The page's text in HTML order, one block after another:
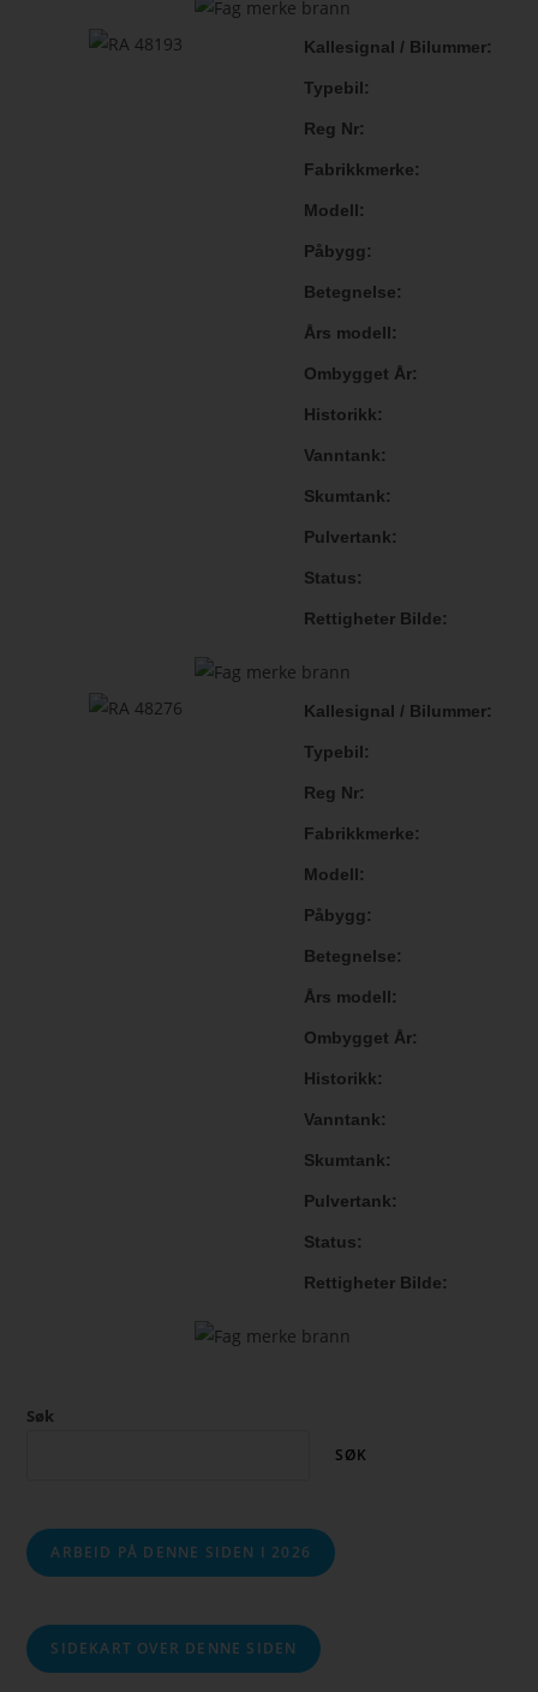
Kallesignal / Bilummer
Typebil
Reg Nr
Fabrikkmerke
Modell
Påbygg
Betegnelse
Års modell
Ombygget År
Historikk
Vanntank
Skumtank
Pulvertank
Status
Rettigheter Bilde
Kallesignal / Bilummer
Typebil
Reg Nr
Fabrikkmerke
Modell
Påbygg
Betegnelse
Års modell
Ombygget År
Historikk
Vanntank
Skumtank
Pulvertank
Status
Rettigheter Bilde
Søk
SØK
ARBEID PÅ DENNE SIDEN I 2026
SIDEKART OVER DENNE SIDEN